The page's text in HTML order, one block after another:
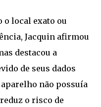
o local exato ou
Jacquin afirmou
destacou a
de seus dados
aparelho não possuía
o risco de